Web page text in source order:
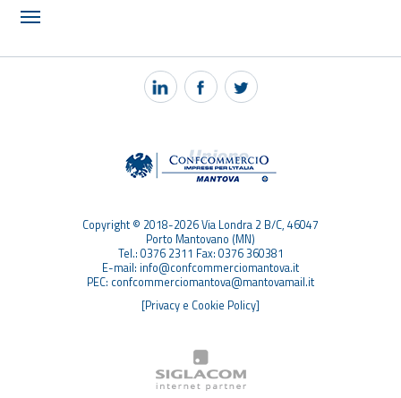
NOTIZIE
PEC MANTOVA MAIL
Copyright © 2018-2026 Via Londra 2 B/C, 46047
Porto Mantovano (MN)
Tel.: 0376 2311 Fax: 0376 360381
E-mail: info@confcommerciomantova.it
PEC: confcommerciomantova@mantovamail.it
[Privacy e Cookie Policy]